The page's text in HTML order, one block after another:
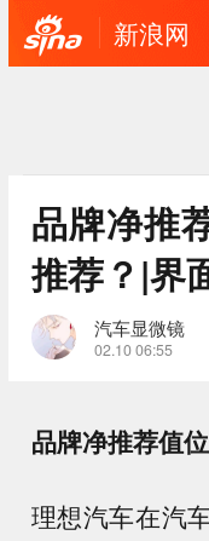
新浪网
品牌净推
推荐？|界
汽车显微镜
02.10 06:55
品牌净推荐值
理想汽车在汽